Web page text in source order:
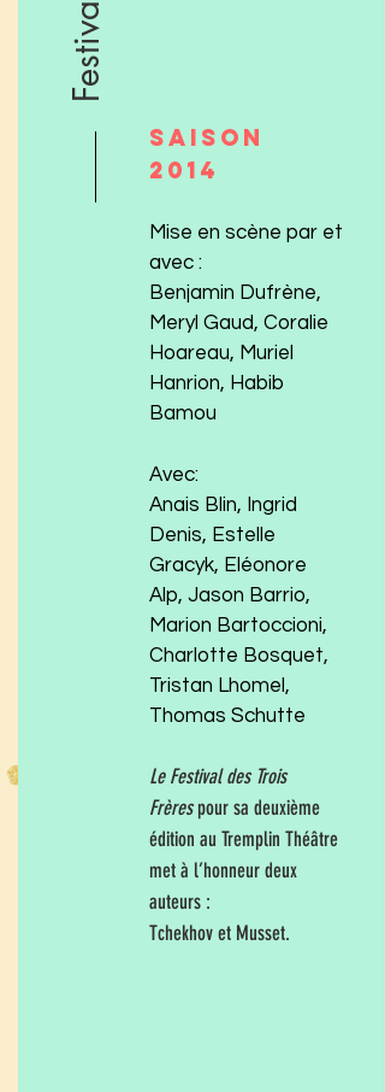
Saison
2014
Mise en scène par et
avec :
Benjamin Dufrène,
Meryl Gaud, Coralie
Hoareau, Muriel
Hanrion, Habib
Bamou
Avec:
Anais Blin, Ingrid
Denis, Estelle
Gracyk, Eléonore
Alp, Jason Barrio,
Marion Bartoccioni,
Charlotte Bosquet,
Tristan Lhomel,
Thomas Schutte
Le Festival des Trois
Frèrespour sa deuxième
édition au Tremplin Théâtre
met à l’honneur deux
auteurs :
Tchekhov et Musset.